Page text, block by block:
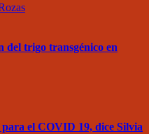
del trigo transgénico en
el COVID 19, dice Silvia